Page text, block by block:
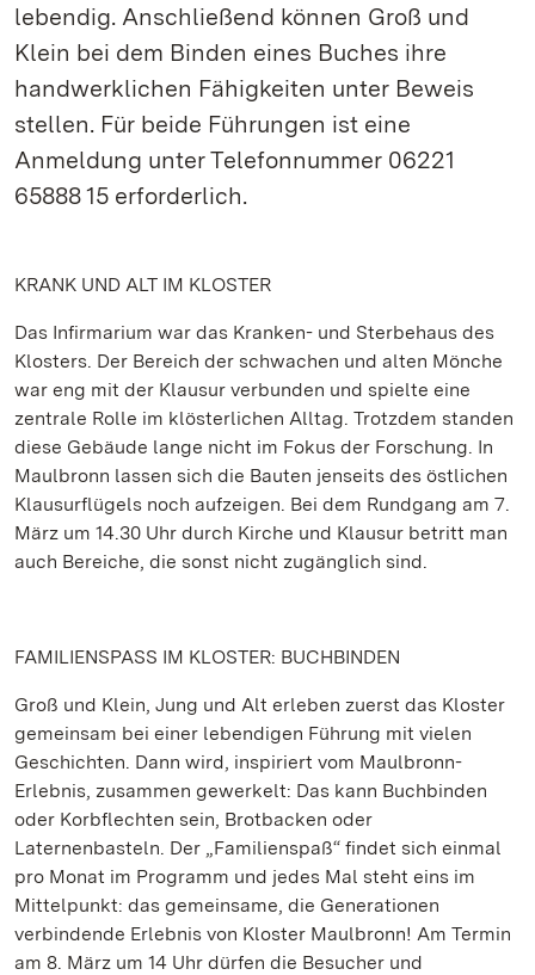
lebendig. Anschließend können Groß und
Klein bei dem Binden eines Buches ihre
handwerklichen Fähigkeiten unter Beweis
stellen. Für beide Führungen ist eine
Anmeldung unter Telefonnummer 06221
65888 15 erforderlich.
KRANK UND ALT IM KLOSTER
Das Infirmarium war das Kranken- und Sterbehaus des
Klosters. Der Bereich der schwachen und alten Mönche
war eng mit der Klausur verbunden und spielte eine
zentrale Rolle im klösterlichen Alltag. Trotzdem standen
diese Gebäude lange nicht im Fokus der Forschung. In
Maulbronn lassen sich die Bauten jenseits des östlichen
Klausurflügels noch aufzeigen. Bei dem Rundgang am 7.
März um 14.30 Uhr durch Kirche und Klausur betritt man
auch Bereiche, die sonst nicht zugänglich sind.
FAMILIENSPASS IM KLOSTER: BUCHBINDEN
Groß und Klein, Jung und Alt erleben zuerst das Kloster
gemeinsam bei einer lebendigen Führung mit vielen
Geschichten. Dann wird, inspiriert vom Maulbronn-
Erlebnis, zusammen gewerkelt: Das kann Buchbinden
oder Korbflechten sein, Brotbacken oder
Laternenbasteln. Der „Familienspaß“ findet sich einmal
pro Monat im Programm und jedes Mal steht eins im
Mittelpunkt: das gemeinsame, die Generationen
verbindende Erlebnis von Kloster Maulbronn! Am Termin
am 8. März um 14 Uhr dürfen die Besucher und